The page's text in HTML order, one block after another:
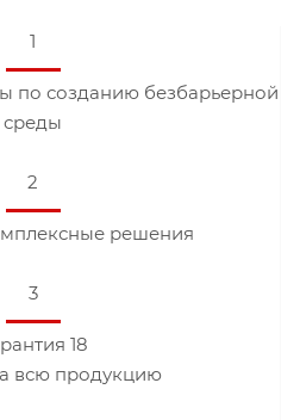
1
по созданию безбарьерной
среды
2
решения
3
18
всю продукцию